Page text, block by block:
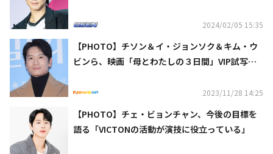
2024/02/05 15:35
【PHOTO】チソン＆イ・ジョンソク＆キム・ウ
ビンら、映画「母とわたしの３日間」VIP試写会
2023/11/28 14:25
【PHOTO】チェ・ビョンチャン、今後の目標を
語る「VICTONの活動が演技に役立っている」